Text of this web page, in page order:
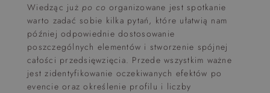
Wiedząc już po co organizowane jest spotkanie
warto zadać sobie kilka pytań, które ułatwią nam
później odpowiednie dostosowanie
poszczególnych elementów i stworzenie spójnej
całości przedsięwzięcia. Przede wszystkim ważne
jest zidentyfikowanie oczekiwanych efektów po
evencie oraz określenie profilu i liczby